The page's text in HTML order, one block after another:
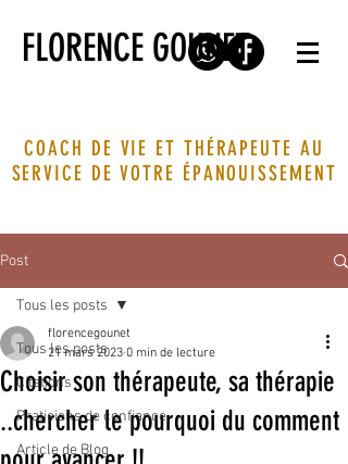
FLORENCE GOUNET
COACH DE VIE ET THÉRAPEUTE AU
SERVICE DE VOTRE ÉPANOUISSEMENT
Post
Tous les posts
Citations
Praticiens de confiance
Article de Blog
Tous les posts
Choisir son thérapeute, sa thérapie
..chercher le pourquoi du comment
florencegounet
21 mars 2023 0 min de lecture